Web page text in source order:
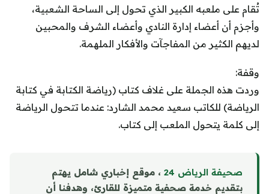
تُقام على ملعبه الكبير الذي تحول إلى الساحة الشعبية،
وأجزم أن أعضاء إدارة النادي وأعضاء الشرف والمحبين
لديهم الكثير من المفاجآت والأفكار الملهمة.
وقفة:
وردت هذه الجملة على غلاف كتاب (رياضة الكتابة في كتابة
الرياضة) للكاتب سعيد محمد الشارد: عندما تتحول الرياضة
إلى كلمة يتحول الملعب إلى كتاب.
صحيفة الرياض 24
، موقع إخباري شامل يهتم
بتقديم خدمة صحفية متميزة للقارئ، وهدفنا أن